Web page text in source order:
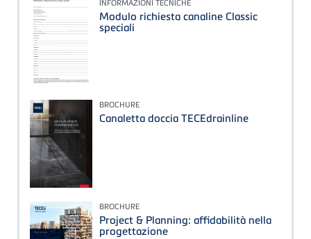
INFORMAZIONI TECNICHE
Modulo richiesta canaline Classic
speciali
BROCHURE
Canaletta doccia TECEdrainline
BROCHURE
Project & Planning: affidabilità nella
progettazione